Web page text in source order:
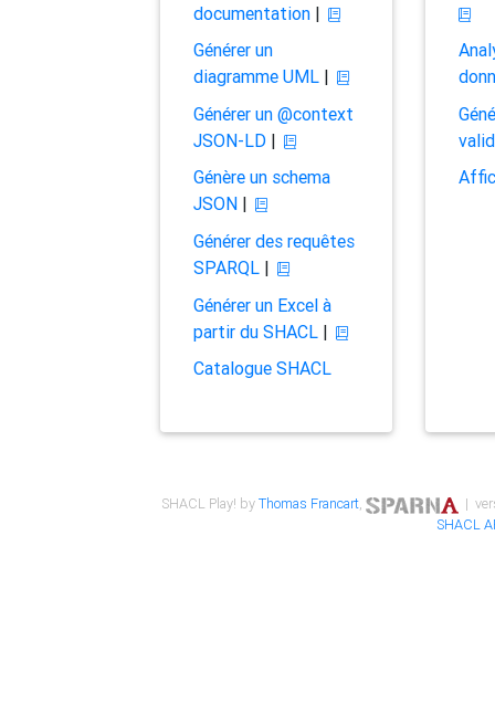
documentation|
Générer un
diagramme UML|
Générer un @context
JSON-LD|
Génère un schema
JSON|
Générer des requêtes
SPARQL|
Générer un Excel à
partir du SHACL|
Catalogue SHACL
SHACL Play! byThomas Francart,
|
SHACL